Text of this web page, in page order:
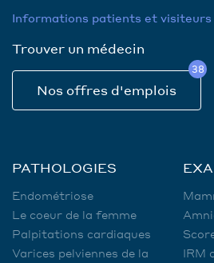
Informations patients et visiteurs
Trouver un médecin
Nos offres d'emplois
38
PATHOLOGIES
Endométriose
Le coeur de la femme
Palpitations cardiaques
Varices pelviennes de la
IRM